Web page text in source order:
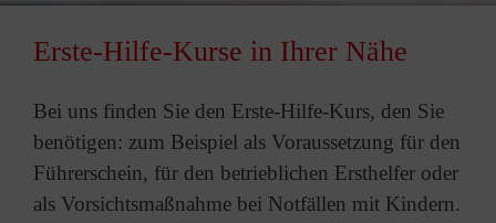
Erste-Hilfe-Kurse in Ihrer Nähe
Bei uns finden Sie den Erste-Hilfe-Kurs, den Sie
benötigen: zum Beispiel als Voraussetzung für den
Führerschein, für den betrieblichen Ersthelfer oder
als Vorsichtsmaßnahme bei Notfällen mit Kindern.